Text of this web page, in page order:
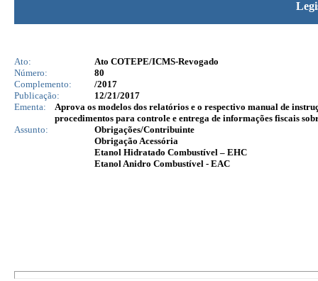
Ato:
Ato COTEPE/ICMS-Revogado
Número:
80
Complemento:
/2017
Publicação:
12/21/2017
Ementa:
Aprova os modelos dos relatórios e o respectivo manual de
procedimentos para controle e entrega de informações fiscais
Assunto:
Obrigações/Contribuinte
Obrigação Acessória
Etanol Hidratado Combustível – EHC
Etanol Anidro Combustível - EAC